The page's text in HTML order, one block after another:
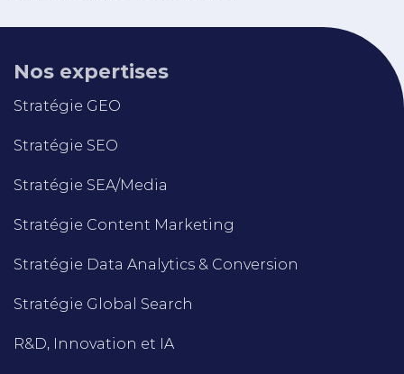
Nos expertises
Stratégie GEO
Stratégie SEO
Stratégie SEA/Media
Stratégie Content Marketing
Stratégie Data Analytics & Conversion
Stratégie Global Search
R&D, Innovation et IA